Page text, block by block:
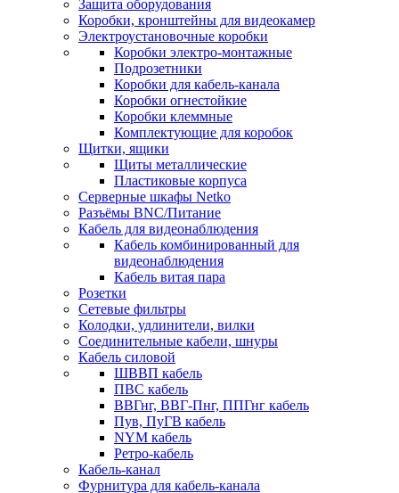
Защита оборудования
Коробки, кронштейны для видеокамер
Электроустановочные коробки
Коробки электро-монтажные
Подрозетники
Коробки для кабель-канала
Коробки огнестойкие
Коробки клеммные
Комплектующие для коробок
Щитки, ящики
Щиты металлические
Пластиковые корпуса
Серверные шкафы Netko
Разъёмы BNC/Питание
Кабель для видеонаблюдения
Кабель комбинированный для
видеонаблюдения
Кабель витая пара
Розетки
Сетевые фильтры
Колодки, удлинители, вилки
Соединительные кабели, шнуры
Кабель силовой
ШВВП кабель
ПВС кабель
ВВГнг, ВВГ-Пнг, ППГнг кабель
Пув, ПуГВ кабель
NYM кабель
Ретро-кабель
Кабель-канал
Фурнитура для кабель-канала